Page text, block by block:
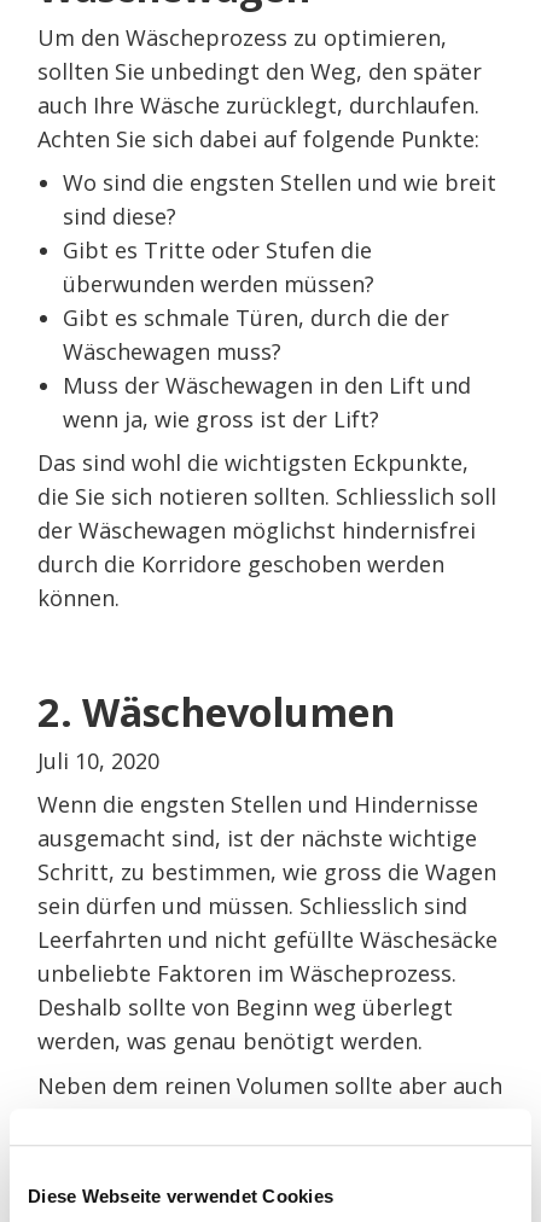
Diese Webseite verwendet Cookies
Um den Wäscheprozess zu optimieren,
sollten Sie unbedingt den Weg, den später
auch Ihre Wäsche zurücklegt, durchlaufen.
Achten Sie sich dabei auf folgende Punkte:
Wo sind die engsten Stellen und wie breit
sind diese?
Gibt es Tritte oder Stufen die
überwunden werden müssen?
Gibt es schmale Türen, durch die der
Wäschewagen muss?
Muss der Wäschewagen in den Lift und
wenn ja, wie gross ist der Lift?
Das sind wohl die wichtigsten Eckpunkte,
die Sie sich notieren sollten. Schliesslich soll
der Wäschewagen möglichst hindernisfrei
durch die Korridore geschoben werden
können.
2. Wäschevolumen
Juli 10, 2020
Wenn die engsten Stellen und Hindernisse
ausgemacht sind, ist der nächste wichtige
Schritt, zu bestimmen, wie gross die Wagen
sein dürfen und müssen. Schliesslich sind
Leerfahrten und nicht gefüllte Wäschesäcke
unbeliebte Faktoren im Wäscheprozess.
Deshalb sollte von Beginn weg überlegt
werden, was genau benötigt werden.
Neben dem reinen Volumen sollte aber auch
Arten von Wäsche im gleichen Wäschwagen
gesammelt werden sollen. Oder anders